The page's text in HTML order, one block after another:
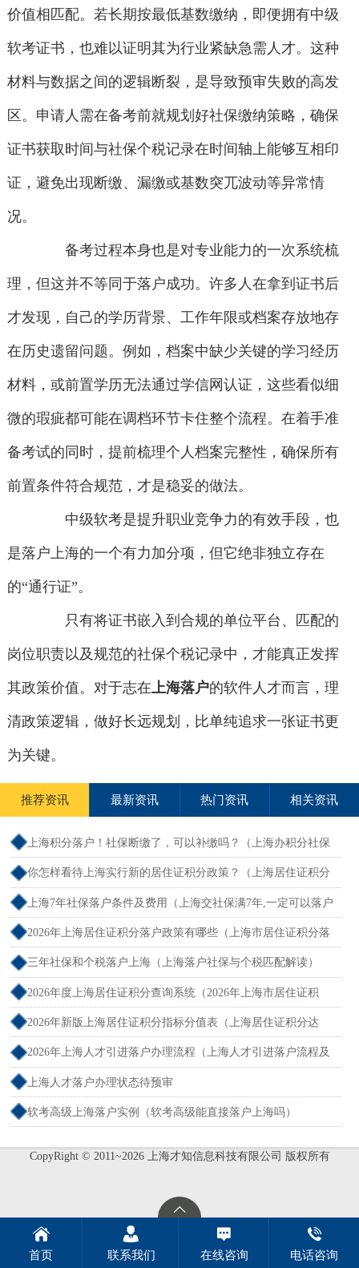
价值相匹配。若长期按最低基数缴纳，即便拥有中级
软考证书，也难以证明其为行业紧缺急需人才。这种
材料与数据之间的逻辑断裂，是导致预审失败的高发
区。申请人需在备考前就规划好社保缴纳策略，确保
证书获取时间与社保个税记录在时间轴上能够互相印
证，避免出现断缴、漏缴或基数突兀波动等异常情
况。
备考过程本身也是对专业能力的一次系统梳
理，但这并不等同于落户成功。许多人在拿到证书后
才发现，自己的学历背景、工作年限或档案存放地存
在历史遗留问题。例如，档案中缺少关键的学习经历
材料，或前置学历无法通过学信网认证，这些看似细
微的瑕疵都可能在调档环节卡住整个流程。在着手准
备考试的同时，提前梳理个人档案完整性，确保所有
前置条件符合规范，才是稳妥的做法。
中级软考是提升职业竞争力的有效手段，也
是落户上海的一个有力加分项，但它绝非独立存在
的“通行证”。
只有将证书嵌入到合规的单位平台、匹配的
岗位职责以及规范的社保个税记录中，才能真正发挥
其政策价值。对于志在上海落户的软件人才而言，理
清政策逻辑，做好长远规划，比单纯追求一张证书更
为关键。
推荐资讯 最新资讯 热门资讯 相关资讯
上海积分落户！社保断缴了，可以补缴吗？（上海办积分社保
断交需要重新计算吗）
你怎样看待上海实行新的居住证积分政策？（上海居住证积分
新规）
上海7年社保落户条件及费用（上海交社保满7年,一定可以落户
吗？）
2026年上海居住证积分落户政策有哪些（上海市居住证积分落
户政策2026年）
三年社保和个税落户上海（上海落户社保与个税匹配解读）
2026年度上海居住证积分查询系统（2026年上海市居住证积
分）
2026年新版上海居住证积分指标分值表（上海居住证积分达
标）
2026年上海人才引进落户办理流程（上海人才引进落户流程及
所需时间）
上海人才落户办理状态待预审
软考高级上海落户实例（软考高级能直接落户上海吗）
CopyRight © 2011~2026 上海才知信息科技有限公司 版权所有
首页 联系我们 在线咨询 电话咨询